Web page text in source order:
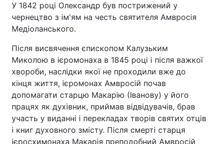
У 1842 році Олександр був пострижений у
чернецтво з ім'ям на честь святителя Амвросія
Медіоланського.
Після висвячення єпископом Калузьким
Миколою в ієромонаха в 1845 році і після важкої
хвороби, наслідки якої не проходили вже до
кінця життя, ієромонах Амвросій почав
допомагати старцю Макарію (Іванову) у його
працях як духівник, приймав відвідувачів, брав
участь у виданні і перекладах творів святих отців
і книг духовного змісту. Після смерті старця
ієросхимонаха Макарія преподобний Амвросій